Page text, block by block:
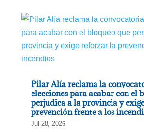
Pilar Alía reclama la
elecciones para acabar con el
perjudica a la provincia y
prevención frente a los
Jul 28, 2026